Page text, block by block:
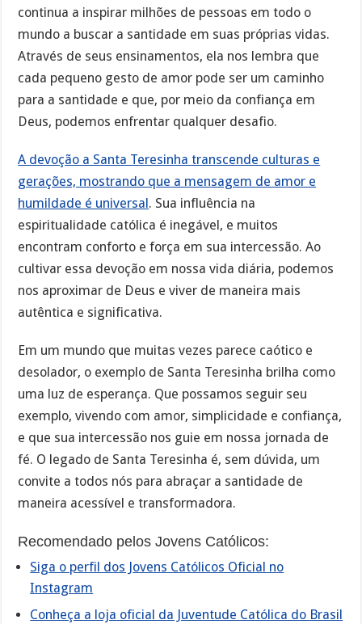
continua a inspirar milhões de pessoas em todo o
mundo a buscar a santidade em suas próprias vidas.
Através de seus ensinamentos, ela nos lembra que
cada pequeno gesto de amor pode ser um caminho
para a santidade e que, por meio da confiança em
Deus, podemos enfrentar qualquer desafio.
A devoção a Santa Teresinha transcende culturas e
gerações, mostrando que a mensagem de amor e
humildade é universal . Sua influência na
espiritualidade católica é inegável, e muitos
encontram conforto e força em sua intercessão. Ao
cultivar essa devoção em nossa vida diária, podemos
nos aproximar de Deus e viver de maneira mais
autêntica e significativa.
Em um mundo que muitas vezes parece caótico e
desolador, o exemplo de Santa Teresinha brilha como
uma luz de esperança. Que possamos seguir seu
exemplo, vivendo com amor, simplicidade e confiança,
e que sua intercessão nos guie em nossa jornada de
fé. O legado de Santa Teresinha é, sem dúvida, um
convite a todos nós para abraçar a santidade de
maneira acessível e transformadora.
Recomendado pelos Jovens Católicos:
Siga o perfil dos Jovens Católicos Oficial no
Instagram
Conheça a loja oficial da Juventude Católica do Brasil